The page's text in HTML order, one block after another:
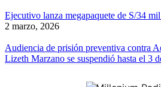
Ejecutivo lanza megapaquete de S/34
2 marzo, 2026
Audiencia de prisión preventiva contra
Lizeth Marzano se suspendió hasta el 3